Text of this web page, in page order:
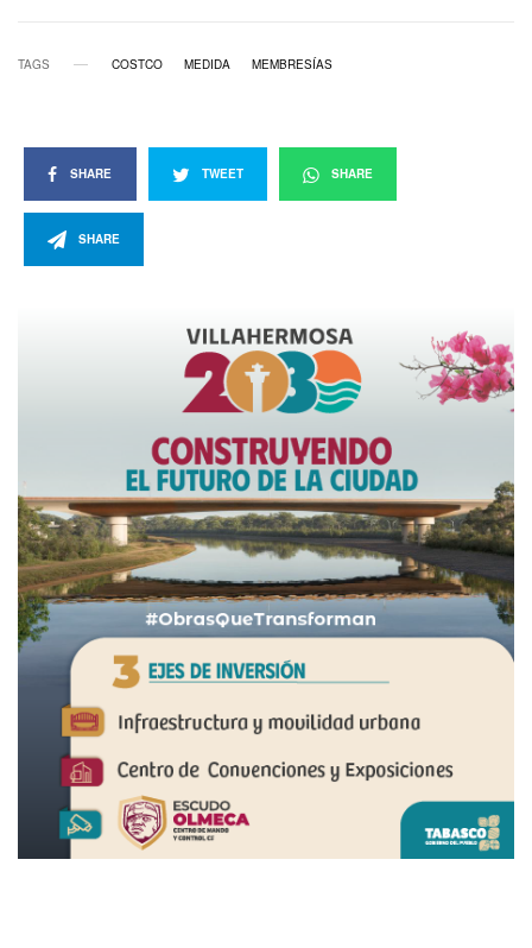
TAGS COSTCO MEDIDA MEMBRESÍAS
SHARE TWEET SHARE
SHARE